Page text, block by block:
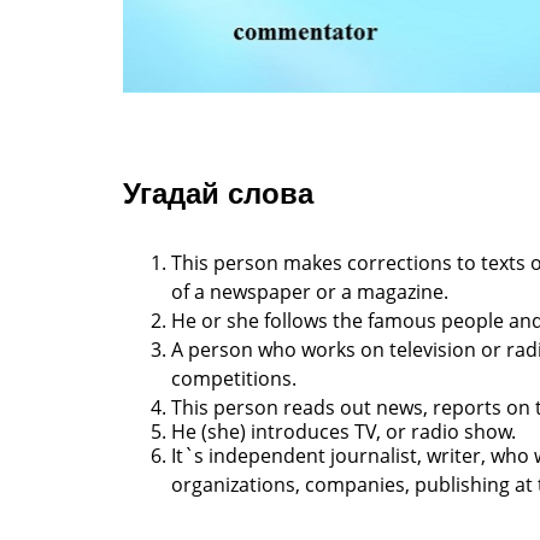
Угадай слова
This person makes corrections to texts
of a newspaper or a magazine.
He or she follows the famous people
A person who works on television or
competitions.
This person reads out news, reports
He (she) introduces TV, or radio show.
It`s independent journalist, writer, who
organizations, companies, publishingat